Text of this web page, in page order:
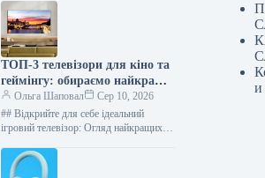
ТОП-3 телевізори для кіно та
геймінгу: обираємо найкращі
від LG, TCL, Samsung
Ольга Шаповал
Сер 10, 2026
## Відкрийте для себе ідеальний
ігровий телевізор: Огляд найкращих
techradar.com, Метт Болтон, провів
ретельне тестування…
и